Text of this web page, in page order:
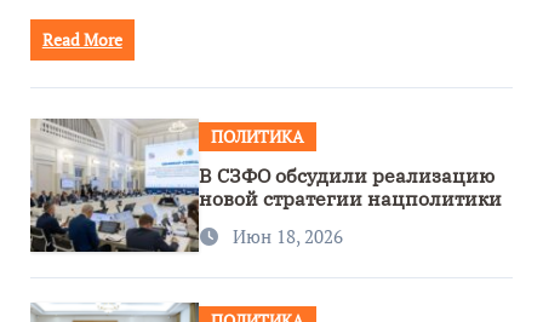
Read More
ПОЛИТИКА
В СЗФО обсудили реализацию
новой стратегии нацполитики
Июн 18, 2026